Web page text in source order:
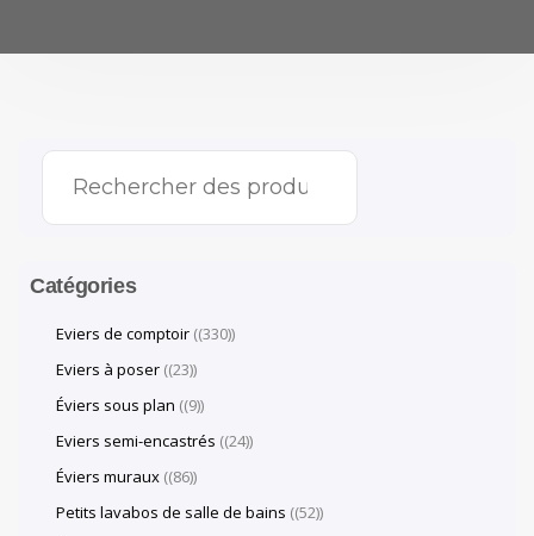
Catégories
Eviers de comptoir (330)
Eviers à poser (23)
Éviers sous plan (9)
Eviers semi-encastrés (24)
Éviers muraux (86)
Petits lavabos de salle de bains (52)